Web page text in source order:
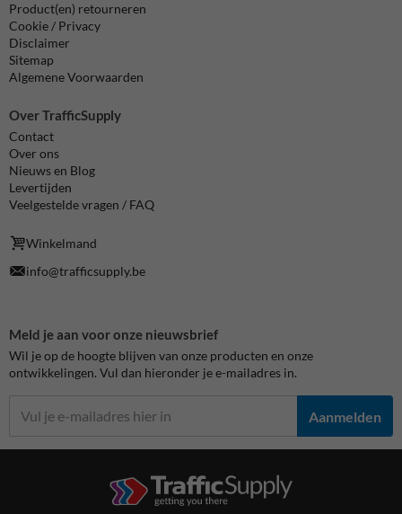
Product(en) retourneren
Cookie / Privacy
Disclaimer
Sitemap
Algemene Voorwaarden
Over TrafficSupply
Contact
Over ons
Nieuws en Blog
Levertijden
Veelgestelde vragen / FAQ
Winkelmand
info@trafficsupply.be
Meld je aan voor onze nieuwsbrief
Wil je op de hoogte blijven van onze producten en onze
ontwikkelingen. Vul dan hieronder je e-mailadres in.
Aanmelden